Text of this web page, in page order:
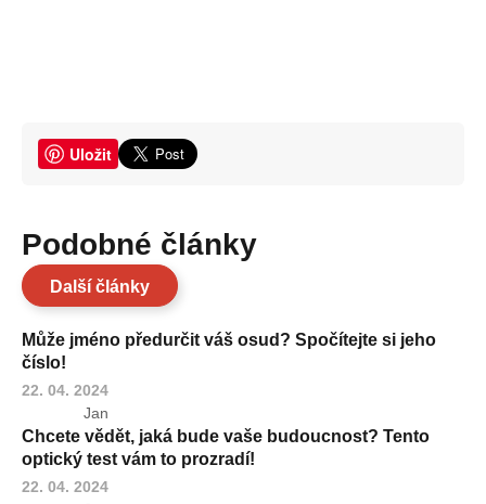
Uložit
Podobné články
Další články
Může jméno předurčit váš osud? Spočítejte si jeho
číslo!
22. 04. 2024
Jan
Chcete vědět, jaká bude vaše budoucnost? Tento
optický test vám to prozradí!
22. 04. 2024